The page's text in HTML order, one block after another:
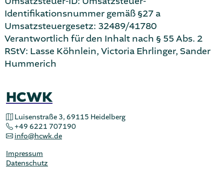
Identifikationsnummer gemäß §27 a
Umsatzsteuergesetz: 32489/41780
Verantwortlich für den Inhalt nach § 55 Abs. 2
RStV: Lasse Köhnlein, Victoria Ehrlinger, Sander
Hummerich
HCWK
Luisenstraße 3, 69115 Heidelberg
+49 6221 707190
info@hcwk.de
Impressum
Datenschutz